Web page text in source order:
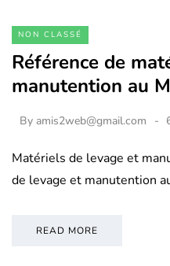
NON CLASSÉ
Référence de
manutention au
By amis2web@gmail.com
Matériels de levage et
de levage et manutention
READ MORE